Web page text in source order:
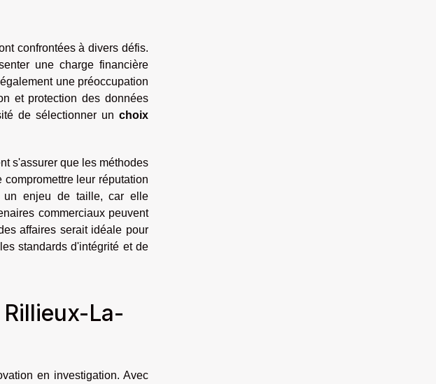
confrontées à divers défis.
une charge financière
une préoccupation
et protection des données
de sélectionner un choix
s'assurer que les méthodes
leur réputation
un enjeu de taille, car elle
commerciaux peuvent
affaires serait idéale pour
standards d'intégrité et de
La-
en investigation. Avec